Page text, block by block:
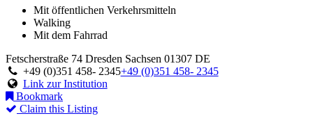
Mit öffentlichen Verkehrsmitteln
Walking
Mit dem Fahrrad
Fetscherstraße 74 Dresden Sachsen 01307 DE
+49 (0)351 458- 2345+49 (0)351 458- 2345
Link zur Institution
Bookmark
Claim this Listing